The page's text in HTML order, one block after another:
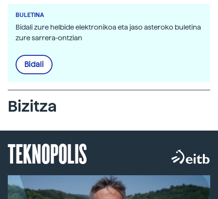
BULETINA
Bidali zure helbide elektronikoa eta jaso asteroko buletina
zure sarrera-ontzian
Bidali
Bizitza
TEKNOPOLIS